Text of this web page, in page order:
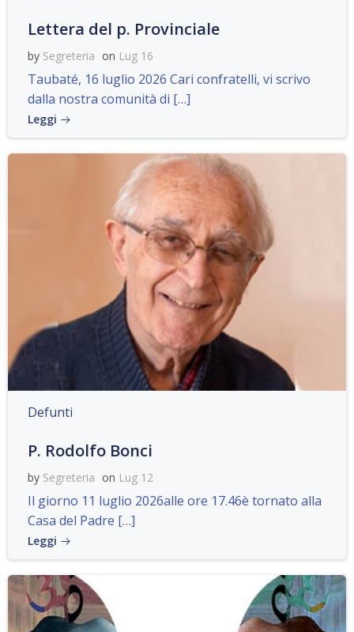
Lettera del p. Provinciale
by Segreteria on Lug 16
Taubaté, 16 luglio 2026 Cari confratelli, vi scrivo
dalla nostra comunità di […]
Leggi
Defunti
P. Rodolfo Bonci
by Segreteria on Lug 12
Il giorno 11 luglio 2026alle ore 17.46è tornato alla
Casa del Padre […]
Leggi